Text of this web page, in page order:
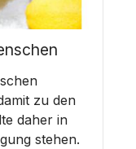
zu den
daher in
stehen.